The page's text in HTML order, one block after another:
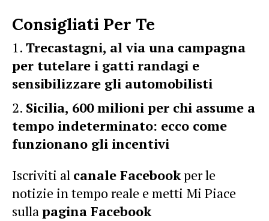
Consigliati Per Te
Trecastagni, al via una campagna
per tutelare i gatti randagi e
sensibilizzare gli automobilisti
Sicilia, 600 milioni per chi assume a
tempo indeterminato: ecco come
funzionano gli incentivi
Iscriviti al canale Facebookper le
notizie in tempo reale e metti Mi Piace
sullapagina Facebook